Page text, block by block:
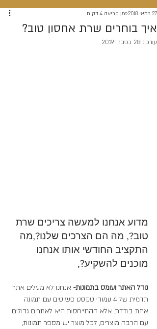
איך בוחרים שרת אחסון טוב?
27 במאי 2018 זמן קריאה 4 דקות
עודכן: 28 בפבר׳ 2019
מדוע אנחנו למעשה צריכים שרת
טוב?, מה הם הצרכים שלנו?,מה
התקציב החודשי אותו אנחנו
מוכנים להשקיע?,
גודל האתר ועומס בתמונות- אנחנו לא מעלים אתר
תדמית של 4 עמודי טקסט פשוטים עם תמונה
אחת בודדת, אלא ההתייחסות היא לאתרים גדולים
עם הרבה מוצרים, לכל מוצר יש מספר תמונות,